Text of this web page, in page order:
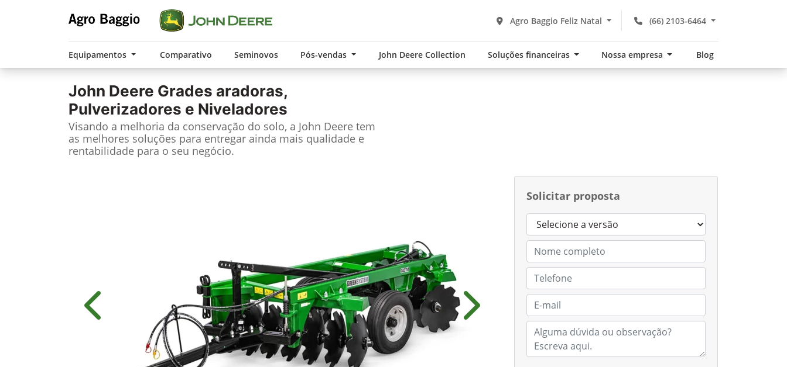
(66) 2103-6464
Agro Baggio Feliz Natal
Equipamentos Comparativo Seminovos Pós-vendas John Deere Collection Soluções financeiras Nossa empresa Blog
John Deere Grades aradoras,
Pulverizadores e Niveladores
Visando a melhoria da conservação do solo, a John Deere tem
as melhores soluções para entregar ainda mais qualidade e
rentabilidade para o seu negócio.
Solicitar proposta
Anterior Próximo